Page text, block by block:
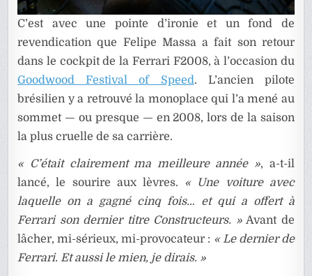
C’est avec une pointe d’ironie et un fond de
revendication que Felipe Massa a fait son retour
dans le cockpit de la Ferrari F2008, à l’occasion du
Goodwood Festival of Speed . L’ancien pilote
brésilien y a retrouvé la monoplace qui l’a mené au
sommet — ou presque — en 2008, lors de la saison
la plus cruelle de sa carrière.
« C’était clairement ma meilleure année », a-t-il
lancé, le sourire aux lèvres. « Une voiture avec
laquelle on a gagné cinq fois… et qui a offert à
Ferrari son dernier titre Constructeurs. »Avant de
lâcher, mi-sérieux, mi-provocateur : « Le dernier de
Ferrari. Et aussi le mien, je dirais. »